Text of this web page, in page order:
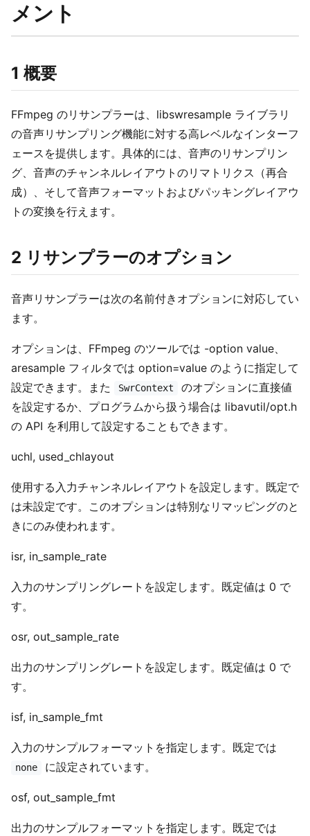
メント
1 概要
FFmpeg のリサンプラーは、libswresample ライブラリ
の音声リサンプリング機能に対する高レベルなインターフ
ェースを提供します。具体的には、音声のリサンプリン
グ、音声のチャンネルレイアウトのリマトリクス（再合
成）、そして音声フォーマットおよびパッキングレイアウ
トの変換を行えます。
2 リサンプラーのオプション
音声リサンプラーは次の名前付きオプションに対応してい
ます。
オプションは、FFmpeg のツールでは -option value、
aresample フィルタでは option=value のように指定して
設定できます。また
SwrContext
のオプションに直接値
を設定するか、プログラムから扱う場合は libavutil/opt.h
の API を利用して設定することもできます。
uchl, used_chlayout
使用する入力チャンネルレイアウトを設定します。既定で
は未設定です。このオプションは特別なリマッピングのと
きにのみ使われます。
isr, in_sample_rate
入力のサンプリングレートを設定します。既定値は 0 で
す。
osr, out_sample_rate
出力のサンプリングレートを設定します。既定値は 0 で
す。
isf, in_sample_fmt
入力のサンプルフォーマットを指定します。既定では
none に設定されています。
osf, out_sample_fmt
出力のサンプルフォーマットを指定します。既定では